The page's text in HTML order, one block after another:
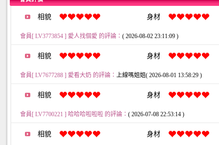
相貌 身材
會員[ LV3773854 ] 愛人找個愛 的評論： ( 2026-08-02 23:11:09 )
相貌 身材
會員[ LV7677288 ] 愛看大奶 的評論： 上線嗎姐姐( 2026-08-01 13:58:29 )
相貌 身材
會員[ LV7700221 ] 哈哈哈啦啦啦 的評論： ( 2026-07-08 22:53:14 )
相貌 身材